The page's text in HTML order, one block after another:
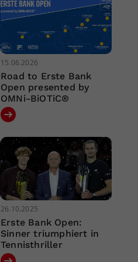
15.06.2026
Road to Erste Bank
Open presented by
OMNi-BiOTiC®
26.10.2025
Erste Bank Open:
Sinner triumphiert in
Tennisthriller